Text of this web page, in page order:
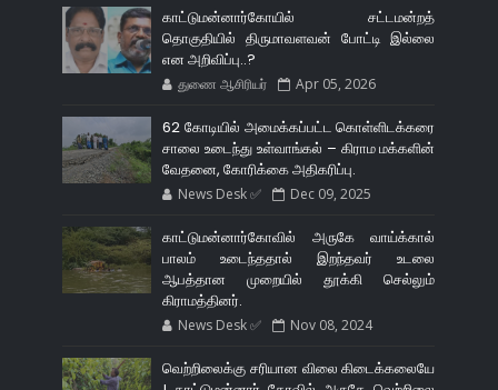
காட்டுமன்னார்கோயில் சட்டமன்றத்
தொகுதியில் திருமாவளவன் போட்டி இல்லை
என அறிவிப்பு..?
துணை ஆசிரியர் Apr 05, 2026
62 கோடியில் அமைக்கப்பட்ட கொள்ளிடக்கரை
சாலை உடைந்து உள்வாங்கல் – கிராம மக்களின்
வேதனை, கோரிக்கை அதிகரிப்பு.
News Desk ✅ Dec 09, 2025
காட்டுமன்னார்கோவில் அருகே வாய்க்கால்
பாலம் உடைந்ததால் இறந்தவர் உடலை
ஆபத்தான முறையில் தூக்கி செல்லும்
கிராமத்தினர்.
News Desk ✅ Nov 08, 2024
வெற்றிலைக்கு சரியான விலை கிடைக்கலையே